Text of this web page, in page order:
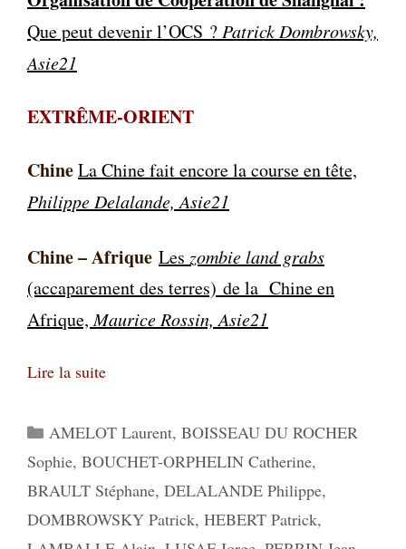
Que peut devenir l’OCS ? Patrick Dombrowsky,
Asie21
EXTRÊME-ORIENT
ChineLa Chine fait encore la course en tête,
Philippe Delalande, Asie21
Chine – Afrique Les zombie land grabs
(accaparement des terres) de la Chine en
Afrique,Maurice Rossin, Asie21
Lire la suite
Catégories
AMELOT Laurent, BOISSEAU DU ROCHER
Sophie, BOUCHET-ORPHELIN Catherine,
BRAULT Stéphane, DELALANDE Philippe,
DOMBROWSKY Patrick, HEBERT Patrick,